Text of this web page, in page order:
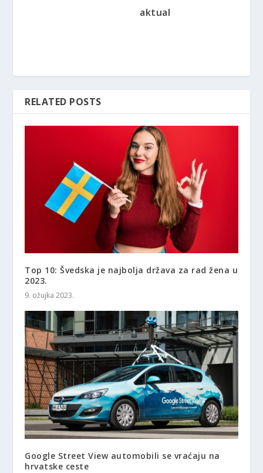
aktual
RELATED POSTS
Top 10: Švedska je najbolja država za rad žena u
2023.
9. ožujka 2023.
Google Street View automobili se vraćaju na
hrvatske ceste